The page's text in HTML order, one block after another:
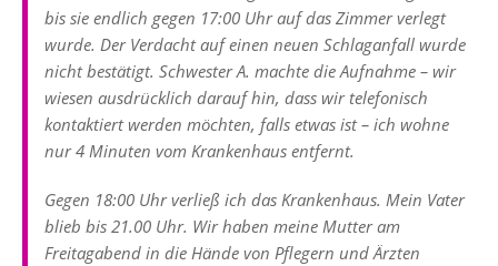
bis sie endlich gegen 17:00 Uhr auf das Zimmer verlegt
wurde. Der Verdacht auf einen neuen Schlaganfall wurde
nicht bestätigt. Schwester A. machte die Aufnahme – wir
wiesen ausdrücklich darauf hin, dass wir telefonisch
kontaktiert werden möchten, falls etwas ist – ich wohne
nur 4 Minuten vom Krankenhaus entfernt.
Gegen 18:00 Uhr verließ ich das Krankenhaus. Mein Vater
blieb bis 21.00 Uhr. Wir haben meine Mutter am
Freitagabend in die Hände von Pflegern und Ärzten